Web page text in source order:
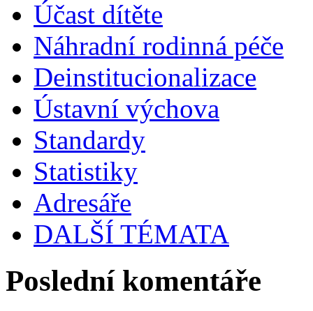
Účast dítěte
Náhradní rodinná péče
Deinstitucionalizace
Ústavní výchova
Standardy
Statistiky
Adresáře
DALŠÍ TÉMATA
Poslední komentáře